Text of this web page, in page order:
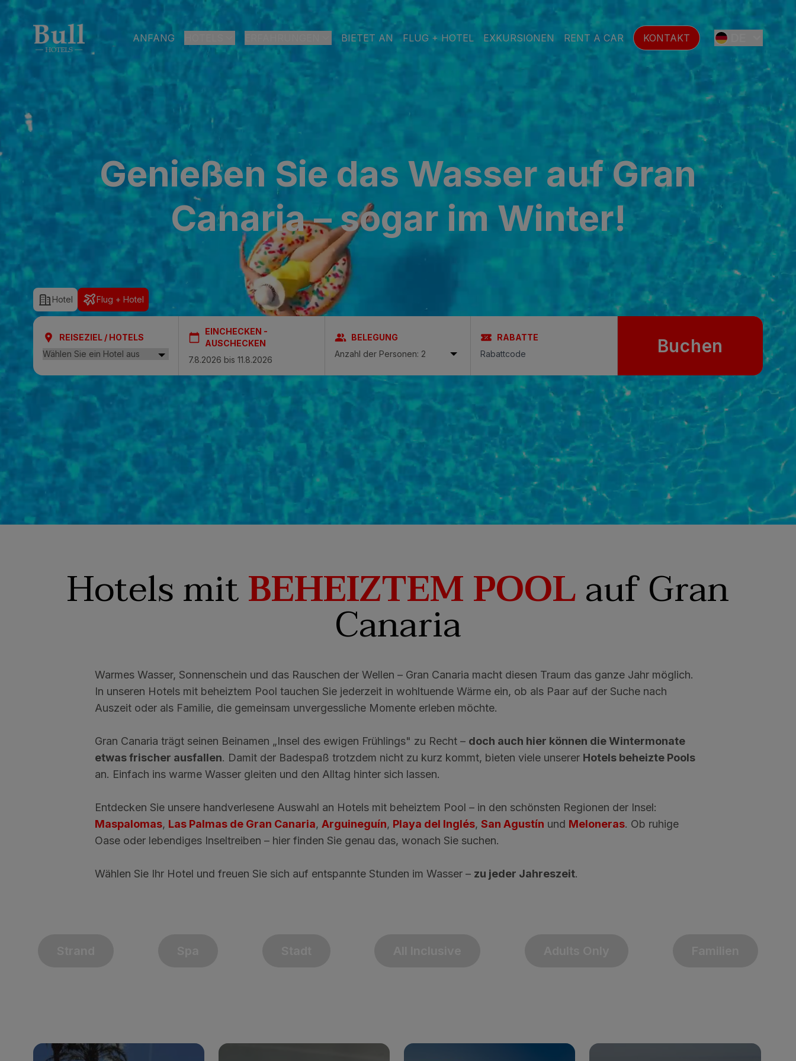
ANFANG
LAS PALMAS DE GRAN CANARIA
Bull Reina Isabel & Spa
Bull Dorado Beach & Spa
PLAYA DEL INGLÉS
Bull Eugenia Victoria & Spa
Bull Vital Suites & Spa – Boutique Hotel & adults only
Bull Escorial & Spa
Bull Boutique Casas Carmen
SAN AGUSTÍN
Bull Costa Canaria & Spa
PUERTO RICO
Sunset Suites by Bull
STRAND
ALL INCLUSIVE ADULTS ONLY FAMILIEN
BIETET AN FLUG + HOTEL EXKURSIONEN RENT A CAR KONTAKT
ES
Genießen Sie das Wasser auf Gran
Canaria – sogar im Winter!
Hotel Flug + Hotel
REISEZIEL / HOTELS
EINCHECKEN -
AUSCHECKEN
BELEGUNG
Anzahl der Personen: 2
RABATTE Buchen
Hotels mitBEHEIZTEM POOLauf Gran
Canaria
Warmes Wasser, Sonnenschein und das Rauschen der Wellen – Gran Canaria macht diesen Traum das ganze Jahr möglich.
In unseren Hotels mit beheiztem Pool tauchen Sie jederzeit in wohltuende Wärme ein, ob als Paar auf der Suche nach
Auszeit oder als Familie, die gemeinsam unvergessliche Momente erleben möchte.
Gran Canaria trägt seinen Beinamen „Insel des ewigen Frühlings" zu Recht – doch auch hier können die Wintermonate
etwas frischer ausfallen. Damit der Badespaß trotzdem nicht zu kurz kommt, bieten viele unserer Hotels beheizte Pools
an. Einfach ins warme Wasser gleiten und den Alltag hinter sich lassen.
Entdecken Sie unsere handverlesene Auswahl an Hotels mit beheiztem Pool – in den schönsten Regionen der Insel:
Maspalomas, Las Palmas de Gran Canaria, Arguineguín, Playa del Inglés, San Agustín und Meloneras. Ob ruhige
Oase oder lebendiges Inseltreiben – hier finden Sie genau das, wonach Sie suchen.
Wählen Sie Ihr Hotel und freuen Sie sich auf entspannte Stunden im Wasser – zu jeder Jahreszeit.